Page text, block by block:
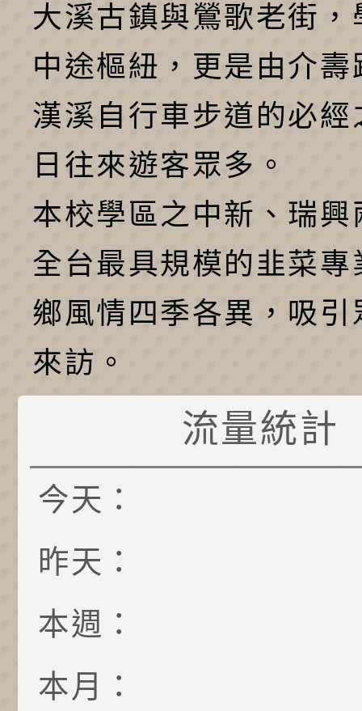
大溪古鎮與鶯歌老街，
中途樞紐，更是由介壽
漢溪自行車步道的必經
日往來遊客眾多。
本校學區之中新、瑞興
全台最具規模的韭菜專
鄉風情四季各異，吸引
來訪。
流量統計
今天：
昨天：
本週：
本月：